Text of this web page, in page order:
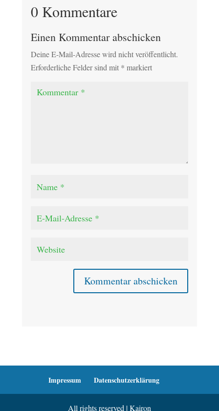
0 Kommentare
Einen Kommentar abschicken
Deine E-Mail-Adresse wird nicht veröffentlicht.
Erforderliche Felder sind mit * markiert
Kommentar abschicken
Impressum Datenschutzerklärung
All rights reserved | Kairon